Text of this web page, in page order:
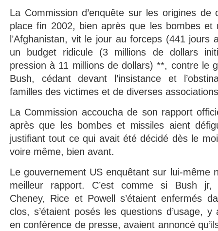
La Commission d’enquête sur les origines
place fin 2002, bien après que les bombes et
l’Afghanistan, vit le jour au forceps (441 jours
un budget ridicule (3 millions de dollars
pression à 11 millions de dollars) **, contre le
Bush, cédant devant l’insistance et
familles des victimes et de diverses
La Commission accoucha de son rapport
après que les bombes et missiles aient
justifiant tout ce qui avait été décidé dès le
voire même, bien avant.
Le gouvernement US enquêtant sur lui-même
meilleur rapport. C’est comme si Bush jr,
Cheney, Rice et Powell s’étaient enfermés
clos, s’étaient posés les questions d’usage,
en conférence de presse, avaient annoncé